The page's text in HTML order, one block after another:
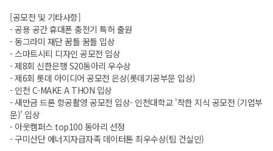
[공모전 및 기타사항]
- 공용 공간 휴대폰 충전기 특허 출원
- 동그라미 재단 꿈틀 꿈틀 입상
- 스마트시티 디자인 공모전 입상
- 제8회 신한은행 S20동아리 우수상
- 제6회 롯데 아이디어 공모전 은상(롯데기공부문 입상)
- 인천 C-MAKE A THON 입상
- 새만금 드론 항공촬영 공모전 입상- 인천대학교 '착한 지식 공모전 (기업부
문)' 입상
- 아웃캠퍼스 top100 동아리 선정
- 구미산단 에너지자급자족 데이터톤 최우수상(팀 건실인)